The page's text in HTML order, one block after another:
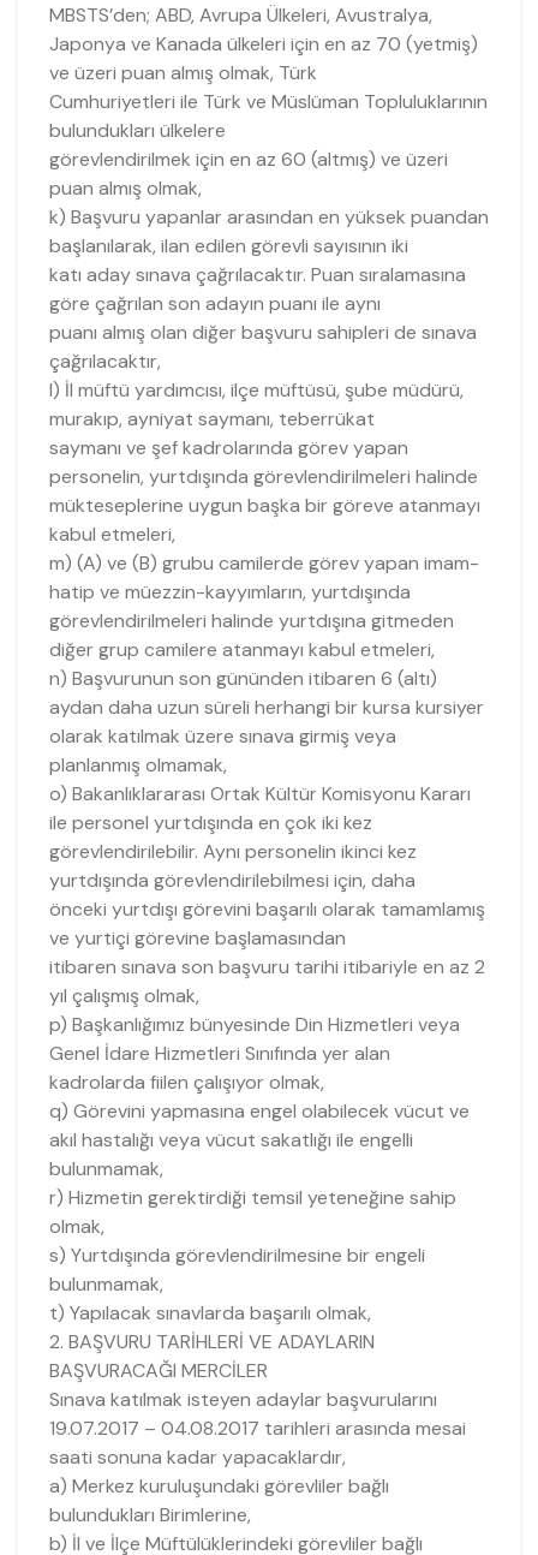
MBSTS’den; ABD, Avrupa Ülkeleri, Avustralya,
Japonya ve Kanada ülkeleri için en az 70 (yetmiş)
ve üzeri puan almış olmak, Türk
Cumhuriyetleri ile Türk ve Müslüman Topluluklarının
bulundukları ülkelere
görevlendirilmek için en az 60 (altmış) ve üzeri
puan almış olmak,
k) Başvuru yapanlar arasından en yüksek puandan
başlanılarak, ilan edilen görevli sayısının iki
katı aday sınava çağrılacaktır. Puan sıralamasına
göre çağrılan son adayın puanı ile aynı
puanı almış olan diğer başvuru sahipleri de sınava
çağrılacaktır,
l) İl müftü yardımcısı, ilçe müftüsü, şube müdürü,
murakıp, ayniyat saymanı, teberrükat
saymanı ve şef kadrolarında görev yapan
personelin, yurtdışında görevlendirilmeleri halinde
mükteseplerine uygun başka bir göreve atanmayı
kabul etmeleri,
m) (A) ve (B) grubu camilerde görev yapan imam-
hatip ve müezzin-kayyımların, yurtdışında
görevlendirilmeleri halinde yurtdışına gitmeden
diğer grup camilere atanmayı kabul etmeleri,
n) Başvurunun son gününden itibaren 6 (altı)
aydan daha uzun süreli herhangi bir kursa kursiyer
olarak katılmak üzere sınava girmiş veya
planlanmış olmamak,
o) Bakanlıklararası Ortak Kültür Komisyonu Kararı
ile personel yurtdışında en çok iki kez
görevlendirilebilir. Aynı personelin ikinci kez
yurtdışında görevlendirilebilmesi için, daha
önceki yurtdışı görevini başarılı olarak tamamlamış
ve yurtiçi görevine başlamasından
itibaren sınava son başvuru tarihi itibariyle en az 2
yıl çalışmış olmak,
p) Başkanlığımız bünyesinde Din Hizmetleri veya
Genel İdare Hizmetleri Sınıfında yer alan
kadrolarda fiilen çalışıyor olmak,
q) Görevini yapmasına engel olabilecek vücut ve
akıl hastalığı veya vücut sakatlığı ile engelli
bulunmamak,
r) Hizmetin gerektirdiği temsil yeteneğine sahip
olmak,
s) Yurtdışında görevlendirilmesine bir engeli
bulunmamak,
t) Yapılacak sınavlarda başarılı olmak,
2. BAŞVURU TARİHLERİ VE ADAYLARIN
BAŞVURACAĞI MERCİLER
Sınava katılmak isteyen adaylar başvurularını
19.07.2017 – 04.08.2017 tarihleri arasında mesai
saati sonuna kadar yapacaklardır,
a) Merkez kuruluşundaki görevliler bağlı
bulundukları Birimlerine,
b) İl ve İlçe Müftülüklerindeki görevliler bağlı